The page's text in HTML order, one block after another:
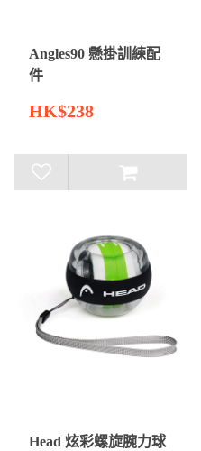
Angles90 懸掛訓練配
件
HK$238
Head 炫彩螺旋腕力球